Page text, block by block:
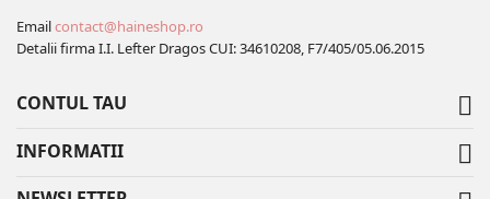
Emailcontact@haineshop.ro
Detalii firma I.I. Lefter Dragos CUI: 34610208, F7/405/05.06.2015
CONTUL TAU 
INFORMATII 